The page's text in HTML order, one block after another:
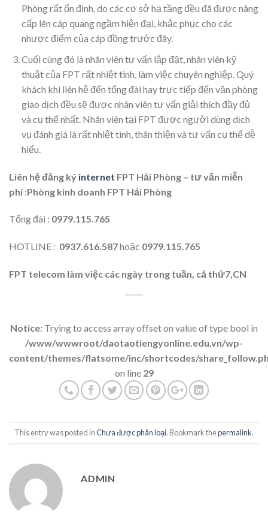
Phòng rất ổn định, do các cơ sở hạ tầng đều đã được nâng
cấp lên cáp quang ngầm hiện đại, khắc phục cho các
nhược điểm của cáp đồng trước đây.
Cuối cùng đó là nhân viên tư vấn lắp đặt, nhân viên kỹ
thuật của FPT rất nhiệt tình, làm việc chuyên nghiệp. Quý
khách khi liên hệ đến tổng đài hay trực tiếp đến văn phòng
giao dịch đều sẽ được nhân viên tư vấn giải thích đầy đủ
và cụ thể nhất. Nhân viên tại FPT được người dùng dịch
vụ đánh giá là rất nhiệt tình, thân thiện và tư vấn cụ thể dễ
hiểu.
Liên hệ đăng ký internet FPT Hải Phòng – tư vấn miễn
phí:Phòng kinh doanh FPT Hải Phòng
Tổng đài : 0979.115.765
HOTLINE : 0937.616.587hoặc 0979.115.765
FPT telecom làm việc các ngày trong tuần, cả thứ7,CN
Notice: Trying to access array offset on value of type bool in
/www/wwwroot/daotaotiengyonline.edu.vn/wp-
content/themes/flatsome/inc/shortcodes/
on line 29
This entry was posted inChưa được phân loại. Bookmark thepermalink.
ADMIN